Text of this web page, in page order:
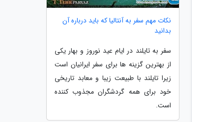
نکات مهم سفر به آنتالیا که باید درباره آن
بدانید
سفر به تایلند در ایام عید نوروز و بهار یکی
از بهترین گزینه ها برای سفر ایرانیان است
زیرا تایلند با طبیعت زیبا و معابد تاریخی
خود برای همه گردشگران مجذوب کننده
است.